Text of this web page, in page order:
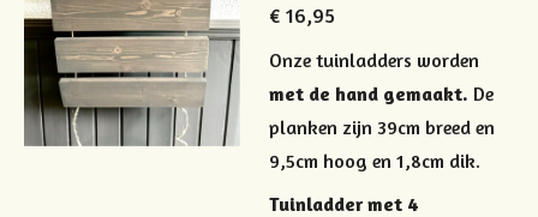
€ 16,95
Onze tuinladders worden
met de hand gemaakt. De
planken zijn 39cm breed en
9,5cm hoog en 1,8cm dik.
Tuinladder met 4